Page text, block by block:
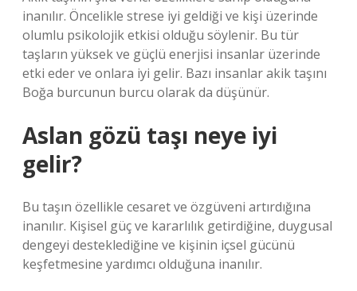
inanılır. Öncelikle strese iyi geldiği ve kişi üzerinde
olumlu psikolojik etkisi olduğu söylenir. Bu tür
taşların yüksek ve güçlü enerjisi insanlar üzerinde
etki eder ve onlara iyi gelir. Bazı insanlar akik taşını
Boğa burcunun burcu olarak da düşünür.
Aslan gözü taşı neye iyi
gelir?
Bu taşın özellikle cesaret ve özgüveni artırdığına
inanılır. Kişisel güç ve kararlılık getirdiğine, duygusal
dengeyi desteklediğine ve kişinin içsel gücünü
keşfetmesine yardımcı olduğuna inanılır.